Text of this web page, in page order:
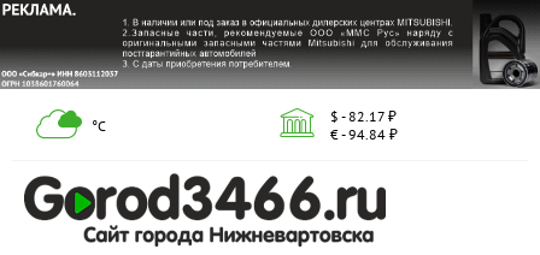
°С
$ - 82.17 ₽
€ - 94.84 ₽